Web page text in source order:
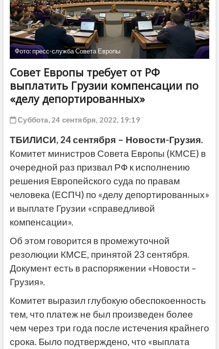
Фото: пресс-служба Совета Европы
Совет Европы требует от РФ
выплатить Грузии компенсации по
«делу депортированных»
Суббота, 24 сентября, 2022, 19:19
ТБИЛИСИ, 24 сентября – Новости-Грузия.
Комитет министров Совета Европы (КМСЕ) в
очередной раз призвал РФ к исполнению
решения Европейского суда по правам
человека (ЕСПЧ) по «делу депортированных»
и выплате Грузии «справедливой
компенсации».
Об этом говорится в промежуточной
резолюции КМСЕ, принятой 23 сентября.
Документ есть в распоряжении «Новости –
Грузия».
Комитет выразил глубокую обеспокоенность
тем, что платеж не был произведен более
чем через три года после истечения крайнего
срока. Было подтверждено, что «выплата